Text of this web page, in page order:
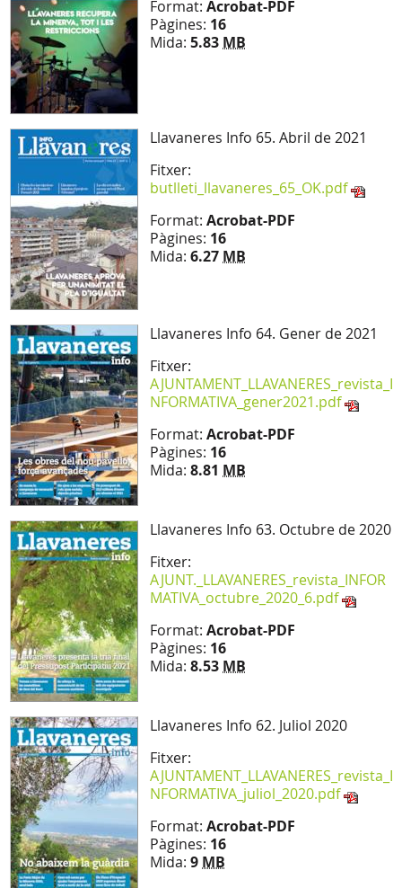
Format: Acrobat-PDF
Pàgines: 16
Mida: 5.83 MB
Llavaneres Info 65. Abril de 2021
Fitxer:
butlleti_llavaneres_65_OK.pdf
Format: Acrobat-PDF
Pàgines: 16
Mida: 6.27 MB
Llavaneres Info 64. Gener de 2021
Fitxer:
AJUNTAMENT_LLAVANERES_revista_I
NFORMATIVA_gener2021.pdf
Format: Acrobat-PDF
Pàgines: 16
Mida: 8.81 MB
Llavaneres Info 63. Octubre de 2020
Fitxer:
AJUNT._LLAVANERES_revista_INFOR
MATIVA_octubre_2020_6.pdf
Format: Acrobat-PDF
Pàgines: 16
Mida: 8.53 MB
Llavaneres Info 62. Juliol 2020
Fitxer:
AJUNTAMENT_LLAVANERES_revista_I
NFORMATIVA_juliol_2020.pdf
Format: Acrobat-PDF
Pàgines: 16
Mida: 9 MB